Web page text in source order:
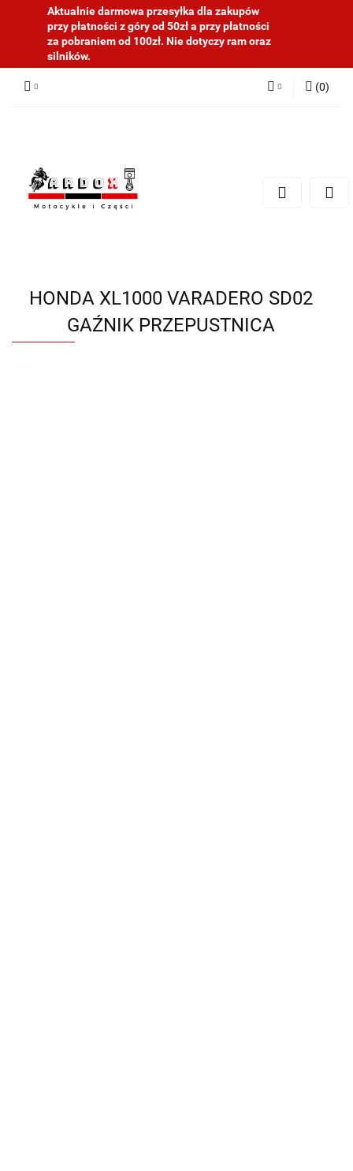
Aktualnie darmowa przesyłka dla zakupów
przy płatności z góry od 50zł a przy płatności
za pobraniem od 100zł. Nie dotyczy ram oraz
silników.
(0)
HONDA XL1000 VARADERO SD02
GAŹNIK PRZEPUSTNICA